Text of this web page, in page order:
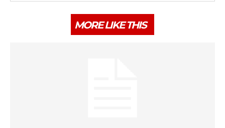
MORE LIKE THIS